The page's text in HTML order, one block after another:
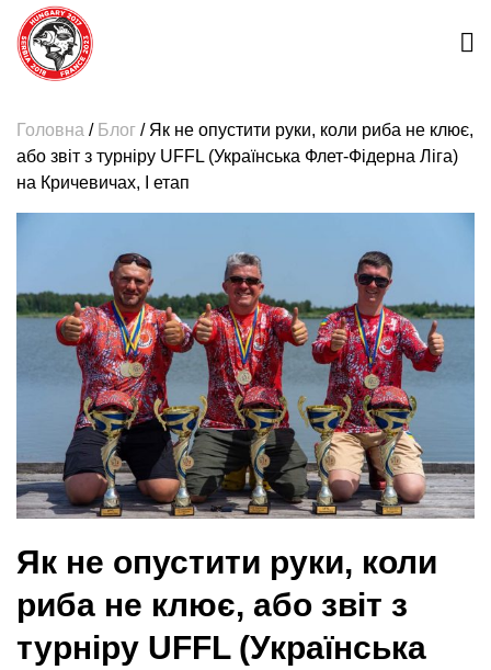
Головна / Блог / Як не опустити руки, коли риба не клює,
або звіт з турніру UFFL (Українська Флет-Фідерна Ліга)
на Кричевичах, I етап
Як не опустити руки, коли
риба не клює, або звіт з
турніру UFFL (Українська